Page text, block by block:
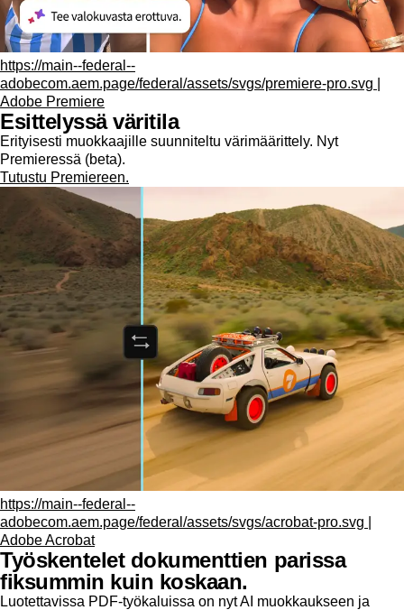
https://main--federal--
adobecom.aem.page/federal/assets/svgs/premiere-pro.svg |
Adobe Premiere
Esittelyssä väritila
Erityisesti muokkaajille suunniteltu värimäärittely. Nyt
Premieressä (beta).
Tutustu Premiereen.
https://main--federal--
adobecom.aem.page/federal/assets/svgs/acrobat-pro.svg |
Adobe Acrobat
Työskentelet dokumenttien parissa
fiksummin kuin koskaan.
Luotettavissa PDF-työkaluissa on nyt AI muokkaukseen ja